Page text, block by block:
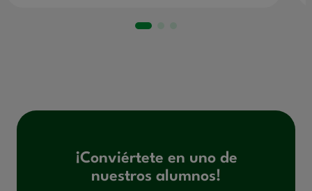
¡Conviértete en uno de
nuestros alumnos!